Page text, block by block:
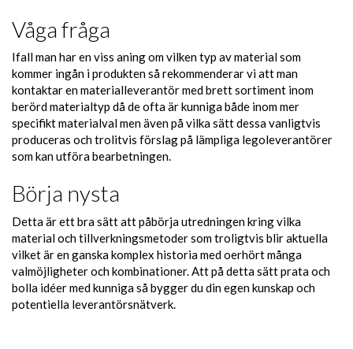
Våga fråga
Ifall man har en viss aning om vilken typ av material som
kommer ingån i produkten så rekommenderar vi att man
kontaktar en materialleverantör med brett sortiment inom
berörd materialtyp då de ofta är kunniga både inom mer
specifikt materialval men även på vilka sätt dessa vanligtvis
produceras och trolitvis förslag på lämpliga legoleverantörer
som kan utföra bearbetningen.
Börja nysta
Detta är ett bra sätt att påbörja utredningen kring vilka
material och tillverkningsmetoder som troligtvis blir aktuella
vilket är en ganska komplex historia med oerhört många
valmöjligheter och kombinationer. Att på detta sätt prata och
bolla idéer med kunniga så bygger du din egen kunskap och
potentiella leverantörsnätverk.